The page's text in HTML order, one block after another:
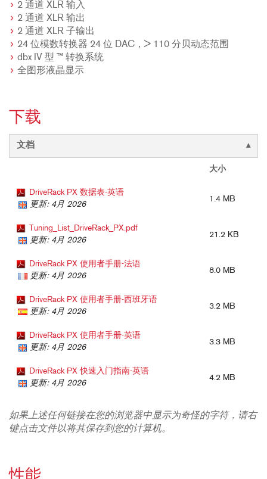
2 通道 XLR 输入
2 通道 XLR 输出
2 通道 XLR 子输出
24 位模数转换器 24 位 DAC，> 110 分贝动态范围
dbx IV 型 ™ 转换系统
全图形液晶显示
下载
文档
大小
DriveRack PX 数据表-英语
更新: 4月 2026
1.4 MB
Tuning_List_DriveRack_PX.pdf
更新: 4月 2026
21.2 KB
DriveRack PX 使用者手册-法语
更新: 4月 2026
8.0 MB
DriveRack PX 使用者手册-西班牙语
更新: 4月 2026
3.2 MB
DriveRack PX 使用者手册-英语
更新: 4月 2026
3.3 MB
DriveRack PX 快速入门指南-英语
更新: 4月 2026
4.2 MB
如果上述任何链接在您的浏览器中显示为奇怪的字符，请右
键点击文件以将其保存到您的计算机。